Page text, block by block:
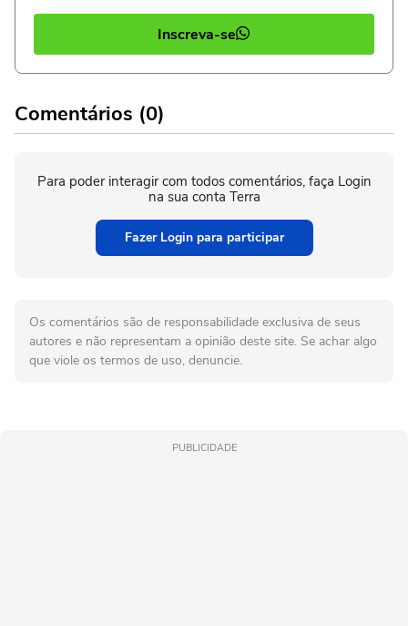
Inscreva-se
Comentários (0)
Para poder interagir com todos comentários, faça Login
na sua conta Terra
Fazer Login para participar
Os comentários são de responsabilidade exclusiva de seus
autores e não representam a opinião deste site. Se achar algo
que viole os termos de uso, denuncie.
PUBLICIDADE